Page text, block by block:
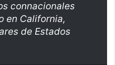
connacionales
en California,
de Estados